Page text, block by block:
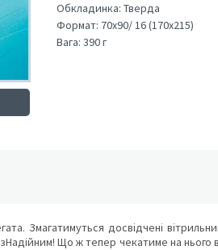
Обкладинка: Тверда
Формат: 70х90/ 16 (170х215)
Вага: 390 г
Змагатимуться досвідчені
Що ж тепер чекатиме на нього